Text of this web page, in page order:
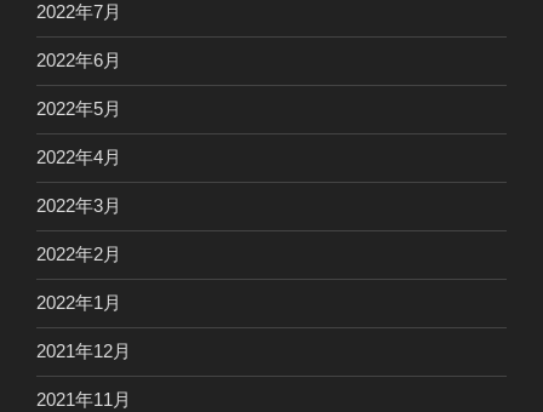
2022年7月
2022年6月
2022年5月
2022年4月
2022年3月
2022年2月
2022年1月
2021年12月
2021年11月